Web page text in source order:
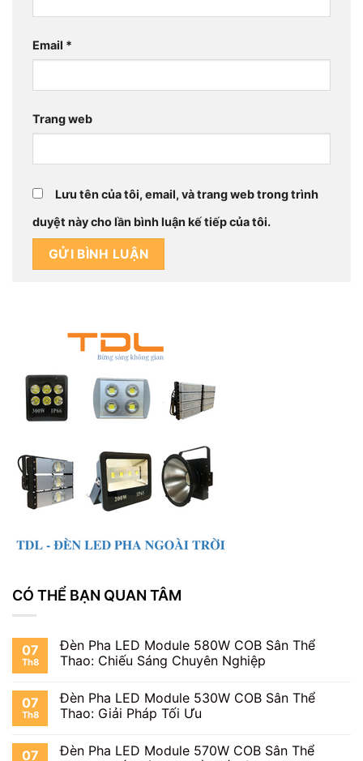
Email *
Trang web
Lưu tên của tôi, email, và trang web trong trình
duyệt này cho lần bình luận kế tiếp của tôi.
CÓ THỂ BẠN QUAN TÂM
07
Th8
Đèn Pha LED Module 580W COB Sân Thể
Thao: Chiếu Sáng Chuyên Nghiệp
07
Th8
Đèn Pha LED Module 530W COB Sân Thể
Thao: Giải Pháp Tối Ưu
07
Đèn Pha LED Module 570W COB Sân Thể